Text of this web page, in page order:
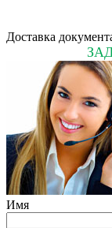
Доставка
Имя